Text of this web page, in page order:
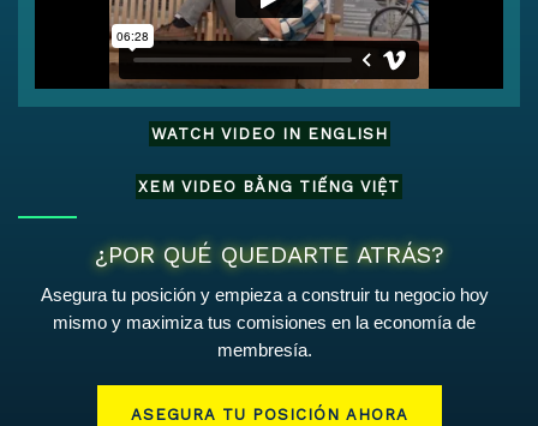
WATCH VIDEO IN ENGLISH
XEM VIDEO BẰNG TIẾNG VIỆT
¿POR QUÉ QUEDARTE ATRÁS?
Asegura tu posición y empieza a construir tu negocio hoy
mismo y maximiza tus comisiones en la economía de
membresía.
ASEGURA TU POSICIÓN AHORA